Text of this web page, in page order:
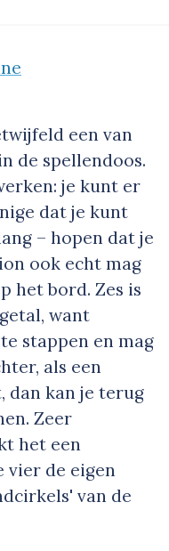
een van
de spellendoos.
je kunt er
dat je kunt
– hopen dat je
ook echt mag
het bord. Zes is
want
stappen en mag
als een
dan kan je terug
Zeer
het een
vier de eigen
van de